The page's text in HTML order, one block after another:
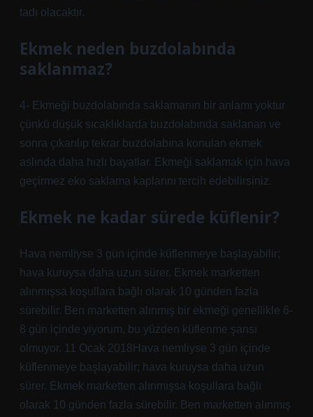
tadı olacaktır.
Ekmek neden buzdolabında
saklanmaz?
4- Ekmeği buzdolabında saklamanın bir anlamı yoktur
çünkü düşük sıcaklıklarda buzdolabında saklanan ve
sonra çıkarılıp tekrar buzdolabına konulan ekmek
aslında daha hızlı bayatlar. Ekmeği saklamak için hava
geçirmez eko saklama kaplarını tercih edebilirsiniz.
Ekmek ne kadar sürede küflenir?
Hava nemliyse 3 gün içinde küflenmeye başlayabilir;
hava kuruysa daha uzun sürer. Ekmek marketten
alınmışsa koşullara bağlı olarak 10 günden fazla
sürebilir. Ben marketten alınmış bir ekmeği genellikle 6-
8 gün içinde yiyorum, bu yüzden küflenme şansı
olmuyor. 11 Ocak 2018Hava nemliyse 3 gün içinde
küflenmeye başlayabilir; hava kuruysa daha uzun
sürer. Ekmek marketten alınmışsa koşullara bağlı
olarak 10 günden fazla sürebilir. Ben marketten alınmış